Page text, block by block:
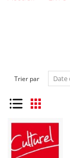
Trier par
Liste Grille